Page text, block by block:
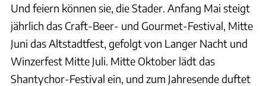
Und feiern können sie, die Stader. Anfang Mai steigt
jährlich das Craft-Beer- und Gourmet-Festival, Mitte
Juni das Altstadtfest, gefolgt von Langer Nacht und
Winzerfest Mitte Juli. Mitte Oktober lädt das
Shantychor-Festival ein, und zum Jahresende duftet